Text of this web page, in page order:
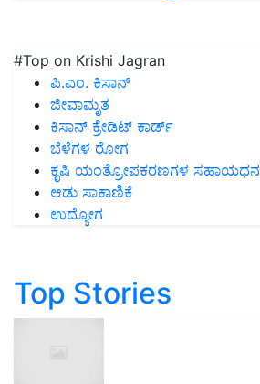
#Top on Krishi Jagran
ಪಿ.ಎಂ. ಕಿಸಾನ್
ಜೀವಾಮೃತ
ಕಿಸಾನ್ ಕ್ರೇಡಿಟ್ ಕಾರ್ಡ್
ಬೆಳೆಗಳ ರೋಗ
ಕೃಷಿ ಯಂತ್ರೋಪಕರಣಗಳ ಸಹಾಯಧನ
ಆಡು ಸಾಕಾಣಿಕೆ
ಉದ್ಯೋಗ
Top Stories